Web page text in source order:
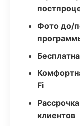
Фото до/
Fi
клиентов